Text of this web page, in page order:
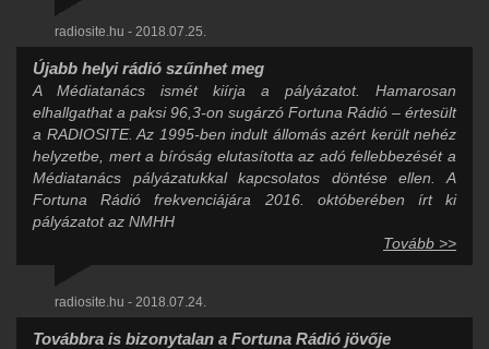
radiosite.hu - 2018.07.25.
Újabb helyi rádió szűnhet meg
A Médiatanács ismét kiírja a pályázatot. Hamarosan
elhallgathat a paksi 96,3-on sugárzó Fortuna Rádió – értesült
a RADIOSITE. Az 1995-ben indult állomás azért került nehéz
helyzetbe, mert a bíróság elutasította az adó fellebbezését a
Médiatanács pályázatukkal kapcsolatos döntése ellen. A
Fortuna Rádió frekvenciájára 2016. októberében írt ki
pályázatot az NMHH
Tovább >>
radiosite.hu - 2018.07.24.
Továbbra is bizonytalan a Fortuna Rádió jövője